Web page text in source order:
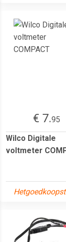
€ 7.95
Wilco Digitale
voltmeter